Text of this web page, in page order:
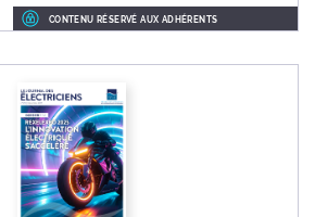
CONTENU RÉSERVÉ AUX ADHÉRENTS